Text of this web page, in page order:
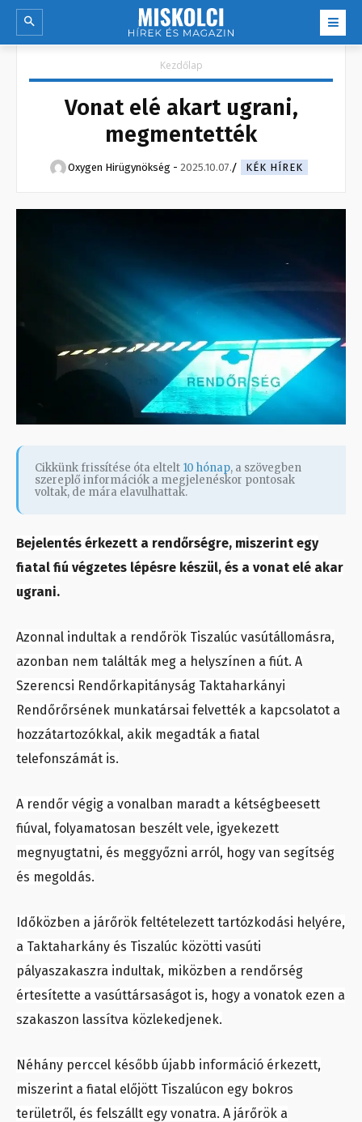
Kezdőlap
Vonat elé akart ugrani,
megmentették
Oxygen Hirügynökség - 2025.10.07. KÉK HÍREK
Cikkünk frissítése óta eltelt 10 hónap, a szövegben
szereplő információk a megjelenéskor pontosak
voltak, de mára elavulhattak.
Bejelentés érkezett a rendőrségre, miszerint egy
fiatal fiú végzetes lépésre készül, és a vonat elé akar
ugrani.
Azonnal indultak a rendőrök Tiszalúc vasútállomásra,
azonban nem találták meg a helyszínen a fiút. A
Szerencsi Rendőrkapitányság Taktaharkányi
Rendőrőrsének munkatársai felvették a kapcsolatot a
hozzátartozókkal, akik megadták a fiatal
telefonszámát is.
A rendőr végig a vonalban maradt a kétségbeesett
fiúval, folyamatosan beszélt vele, igyekezett
megnyugtatni, és meggyőzni arról, hogy van segítség
és megoldás.
Időközben a járőrök feltételezett tartózkodási helyére,
a Taktaharkány és Tiszalúc közötti vasúti
pályaszakaszra indultak, miközben a rendőrség
értesítette a vasúttársaságot is, hogy a vonatok ezen a
szakaszon lassítva közlekedjenek.
Néhány perccel később újabb információ érkezett,
miszerint a fiatal előjött Tiszalúcon egy bokros
területről, és felszállt egy vonatra. A járőrök a